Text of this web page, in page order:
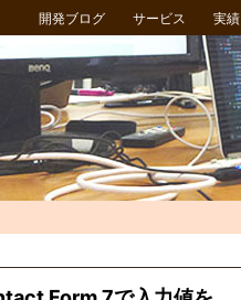
開発ブログ サービス 実績